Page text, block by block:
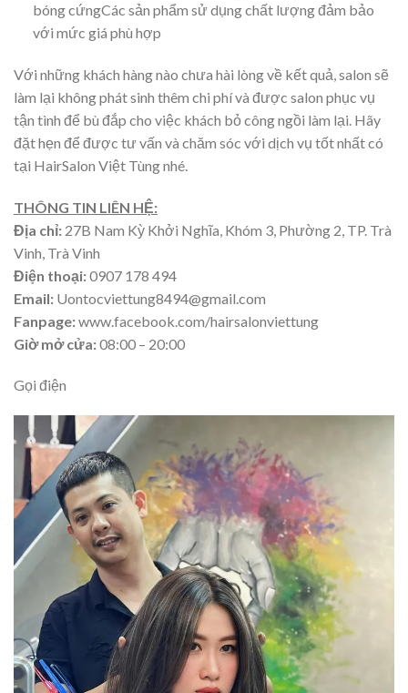
bóng cứngCác sản phẩm sử dụng chất lượng đảm bảo
với mức giá phù hợp
Với những khách hàng nào chưa hài lòng về kết quả, salon sẽ
làm lại không phát sinh thêm chi phí và được salon phục vụ
tận tình để bù đắp cho việc khách bỏ công ngồi làm lại. Hãy
đặt hẹn để được tư vấn và chăm sóc với dịch vụ tốt nhất có
tại HairSalon Việt Tùng nhé.
THÔNG TIN LIÊN HỆ:
Địa chỉ: 27B Nam Kỳ Khởi Nghĩa, Khóm 3, Phường 2, TP. Trà
Vinh, Trà Vinh
Điện thoại:0907 178 494
Email: Uontocviettung8494@gmail.com
Fanpage:www.facebook.com/hairsalonviettung
Giờ mở cửa:08:00 – 20:00
Gọi điện